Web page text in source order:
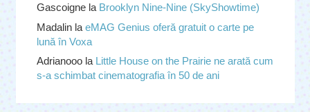
Gascoignela Brooklyn Nine-Nine (SkyShowtime)
Madalinla eMAG Genius oferă gratuit o carte pe
lună în Voxa
Adrianooola Little House on the Prairie ne arată cum
s-a schimbat cinematografia în 50 de ani